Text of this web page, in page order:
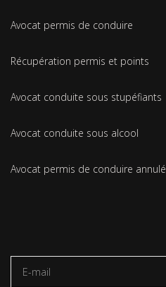
Avocat permis de conduire
Récupération permis et points
Avocat conduite sous stupéfiants
Avocat conduite sous alcool
Avocat permis de conduire annulé